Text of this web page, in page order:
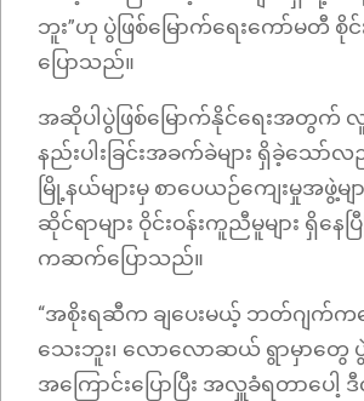
ဘူး”ဟု ပွဲဖြစ်မြောက်ရေးကော်မတီ စို
ပြောသည်။
အဆိုပါပွဲဖြစ်မြောက်နိုင်ရေးအတွက်
နည်းပါးခြင်းအခက်ခဲများ ရှိခဲ့သော်လ
မြို့နယ်များမှ စာပေယဉ်ကျေးမှုအဖွဲ့မျ
ဆိုင်ရာများ ဝိုင်းဝန်းကူညီမူများ ရှိနေပ
ကဆက်ပြောသည်။
“အစိုးရဆီက ချပေးမယ့် ဘတ်ဂျက်က
သေးဘူး၊ လောလောဆယ် ရွာမှာတွေ
အကြောင်းပြောပြီး အလှူခံရတာပေါ့